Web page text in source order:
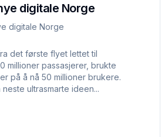
digitale Norge
digitale Norge
det første flyet lettet til
millioner passasjerer, brukte
på å nå 50 millioner brukere.
ultrasmarte ideen...